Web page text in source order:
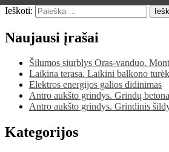
Ieškoti:
Naujausi įrašai
Šilumos siurblys Oras-vanduo.
Laikina terasa. Laikini balkono
Elektros energijos galios didinimas
Antro aukšto grindys. Grindų
Antro aukšto grindys. Grindinis
Kategorijos